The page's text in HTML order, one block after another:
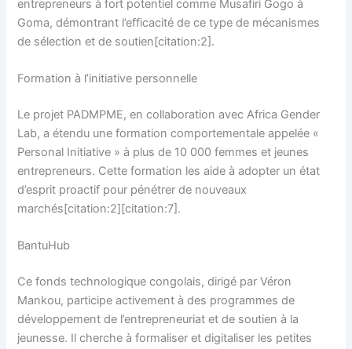
entrepreneurs à fort potentiel comme Musafiri Gogo à
Goma, démontrant l’efficacité de ce type de mécanismes
de sélection et de soutien[citation:2].
Formation à l’initiative personnelle
Le projet PADMPME, en collaboration avec Africa Gender
Lab, a étendu une formation comportementale appelée «
Personal Initiative » à plus de 10 000 femmes et jeunes
entrepreneurs. Cette formation les aide à adopter un état
d’esprit proactif pour pénétrer de nouveaux
marchés[citation:2][citation:7].
BantuHub
Ce fonds technologique congolais, dirigé par Véron
Mankou, participe activement à des programmes de
développement de l’entrepreneuriat et de soutien à la
jeunesse. Il cherche à formaliser et digitaliser les petites